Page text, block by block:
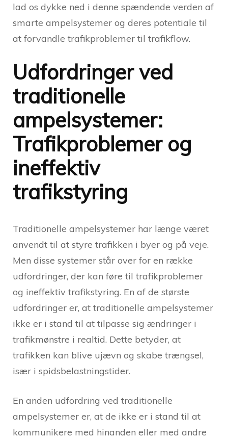
lad os dykke ned i denne spændende verden af
smarte ampelsystemer og deres potentiale til
at forvandle trafikproblemer til trafikflow.
Udfordringer ved
traditionelle
ampelsystemer:
Trafikproblemer og
ineffektiv
trafikstyring
Traditionelle ampelsystemer har længe været
anvendt til at styre trafikken i byer og på veje.
Men disse systemer står over for en række
udfordringer, der kan føre til trafikproblemer
og ineffektiv trafikstyring. En af de største
udfordringer er, at traditionelle ampelsystemer
ikke er i stand til at tilpasse sig ændringer i
trafikmønstre i realtid. Dette betyder, at
trafikken kan blive ujævn og skabe trængsel,
især i spidsbelastningstider.
En anden udfordring ved traditionelle
ampelsystemer er, at de ikke er i stand til at
kommunikere med hinanden eller med andre